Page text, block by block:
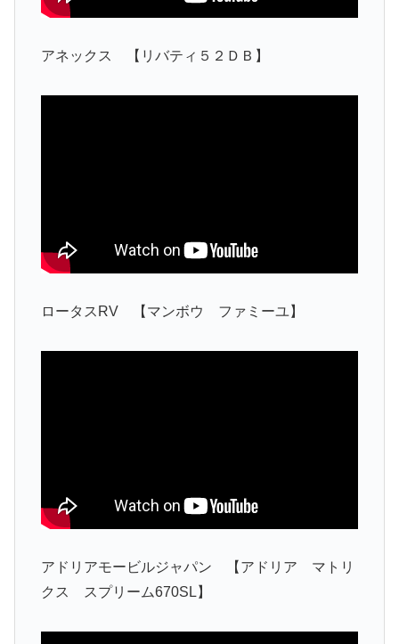
アネックス 【リバティ５２ＤＢ】
ロータスRV 【マンボウ ファミーユ】
アドリアモービルジャパン 【アドリア マトリ
クス スプリーム670SL】